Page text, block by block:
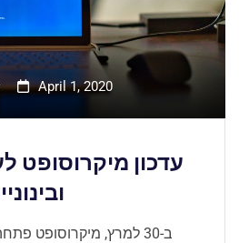
April 1, 2020
עדכון מיקרוסופט
ב-30 למרץ, מיקרוסופט